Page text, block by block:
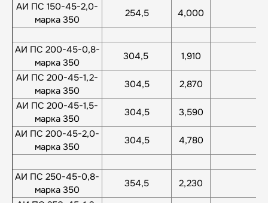
АИ ПС 150-45-2,0-
марка 350
254,5 4,000
АИ ПС 200-45-0,8-
марка 350
304,5
1,910
АИ ПС 200-45-1,2-
марка 350
304,5
2,870
АИ ПС 200-45-1,5-
марка 350
304,5
3,590
АИ ПС 200-45-2,0-
марка 350
304,5 4,780
АИ ПС 250-45-0,8-
марка 350
354,5
2,230